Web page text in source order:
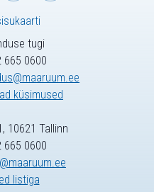
tugi
665 0600
küsimused
10621 Tallinn
665 0600
listiga